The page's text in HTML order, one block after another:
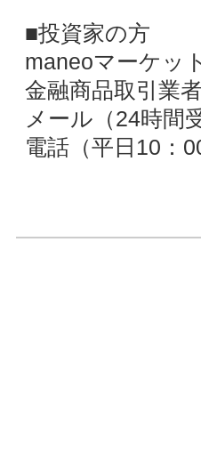
■投資家の方
maneoマーケッ
金融商品取引業
メール（24時間
電話（平日10：